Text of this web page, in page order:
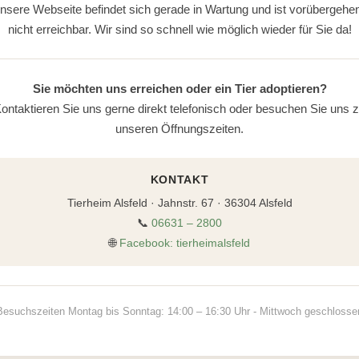
Webseite befindet sich gerade in Wartung und ist
nicht erreichbar. Wir sind so schnell wie möglich wieder für Sie da!
Sie möchten uns erreichen oder ein Tier adoptieren?
Sie uns gerne direkt telefonisch oder besuchen Sie uns
unseren Öffnungszeiten.
KONTAKT
Tierheim Alsfeld · Jahnstr. 67 · 36304 Alsfeld
📞 06631 – 2800
🌐 Facebook: tierheimalsfeld
Montag bis Sonntag: 14:00 – 16:30 Uhr - Mittwoch